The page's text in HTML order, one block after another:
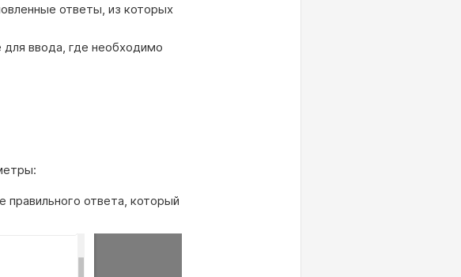
ответы, из которых
для ввода, где необходимо
правильного ответа, который